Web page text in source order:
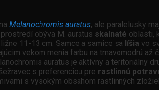
Melanochromis auratus, ale paralelusky
obýva M. auratus skalnaté oblasti,
11-13 cm. Samce a samice sa líšia vo
vekom menia farbu na tmavomodrú
auratus je aktívny a teritoriálny
s preferenciou pre rastlinnú
s vysokým obsahom rastlinných